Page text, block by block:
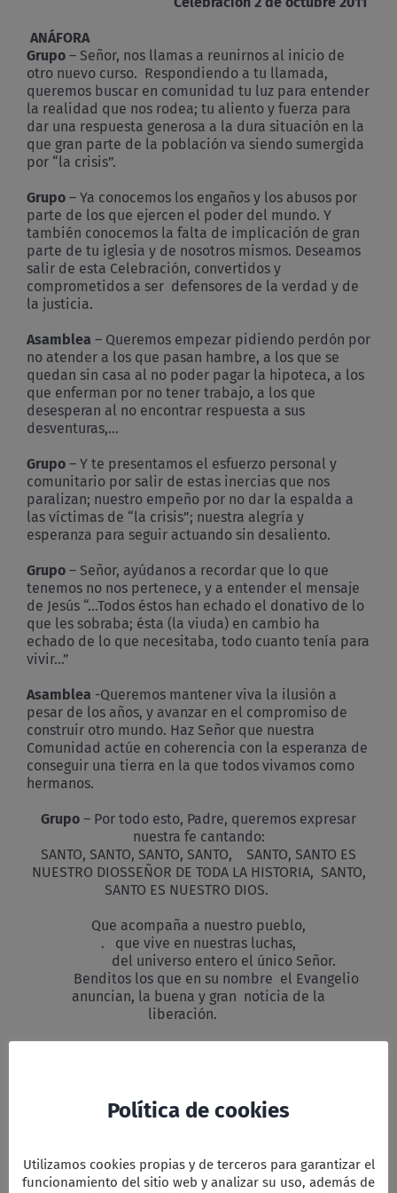
ANÁFORA
Grupo – Señor, nos llamas a reunirnos al inicio de
otro nuevo curso. Respondiendo a tu llamada,
queremos buscar en comunidad tu luz para entender
la realidad que nos rodea; tu aliento y fuerza para
dar una respuesta generosa a la dura situación en la
que gran parte de la población va siendo sumergida
por “la crisis”.
Grupo – Ya conocemos los engaños y los abusos por
parte de los que ejercen el poder del mundo. Y
también conocemos la falta de implicación de gran
parte de tu iglesia y de nosotros mismos. Deseamos
salir de esta Celebración, convertidos y
comprometidos a ser defensores de la verdad y de
la justicia.
Asamblea – Queremos empezar pidiendo perdón por
no atender a los que pasan hambre, a los que se
quedan sin casa al no poder pagar la hipoteca, a los
que enferman por no tener trabajo, a los que
desesperan al no encontrar respuesta a sus
desventuras,…
Grupo – Y te presentamos el esfuerzo personal y
comunitario por salir de estas inercias que nos
paralizan; nuestro empeño por no dar la espalda a
las víctimas de “la crisis”; nuestra alegría y
esperanza para seguir actuando sin desaliento.
Grupo – Señor, ayúdanos a recordar que lo que
tenemos no nos pertenece, y a entender el mensaje
de Jesús “…Todos éstos han echado el donativo de lo
que les sobraba; ésta (la viuda) en cambio ha
echado de lo que necesitaba, todo cuanto tenía para
vivir…”
Asamblea -Queremos mantener viva la ilusión a
pesar de los años, y avanzar en el compromiso de
construir otro mundo. Haz Señor que nuestra
Comunidad actúe en coherencia con la esperanza de
conseguir una tierra en la que todos vivamos como
hermanos.
Grupo – Por todo esto, Padre, queremos expresar
nuestra fe cantando:
SANTO, SANTO, SANTO, SANTO, SANTO, SANTO ES
NUESTRO DIOSSEÑOR DE TODA LA HISTORIA, SANTO,
SANTO ES NUESTRO DIOS.
Que acompaña a nuestro pueblo,
. que vive en nuestras luchas,
del universo entero el único Señor.
Benditos los que en su nombre el Evangelio
anuncian, la buena y gran noticia de la
liberación.
demás sin estar triste ni taciturno; y nos ha mostrado
los valores que hacen posible una vida digna para
Asamblea
– Y también te damos gracias por todos
los que caminan a nuestro lado, dando alternativas
Política de cookies
Utilizamos cookies propias y de terceros para garantizar el
funcionamiento del sitio web y analizar su uso, además de